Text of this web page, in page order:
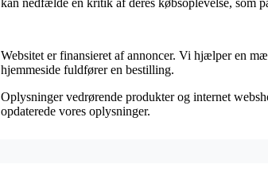
Websitet er finansieret af annoncer. Vi hjælper en
hjemmeside fuldfører en bestilling.
Oplysninger vedrørende produkter og internet
opdaterede vores oplysninger.